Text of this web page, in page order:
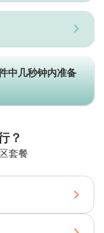
中几秒钟内准备
？
套餐